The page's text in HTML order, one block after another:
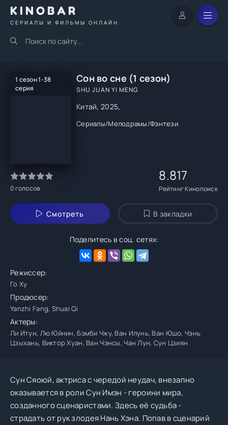
KINOBAR
СЕРИАЛЫ И ФИЛЬМЫ ОНЛАЙН
1 сезон 1-38
серия
Сон во сне (1 сезон)
SHU JUAN YI MENG
Китай, 2025,
Сериалы/Мелодрамы/Фэнтези
0голосов
8.817
Рейтинг Кинопоиск
Смотреть В закладки
Поделитесь в соц. сетях:
Режиссер:
Го Ху
Продюсер:
Yanzhi Fang, Shuai Qi
Актеры:
Ли Итун, Лю Юйнин, Бэмби Чжу, Ван Илунь, Ван Юшо, Чэнь
Цзыхань, Виктор Хуан, Ван Чэнсы, Чан Лун, Сун Цзиян
Сун Сяоюй, актриса с чередой неудач, внезапно
оказывается в роли Сун Имэн - героини мира,
созданного сценаристами. Здесь её судьба -
страдать от рук злодея Нань Хэна. Попав в сценарий